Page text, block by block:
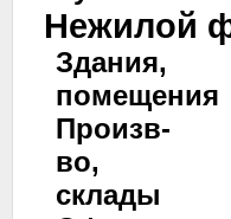
Нежилой
Здания,
помещения
Произв-
во,
склады